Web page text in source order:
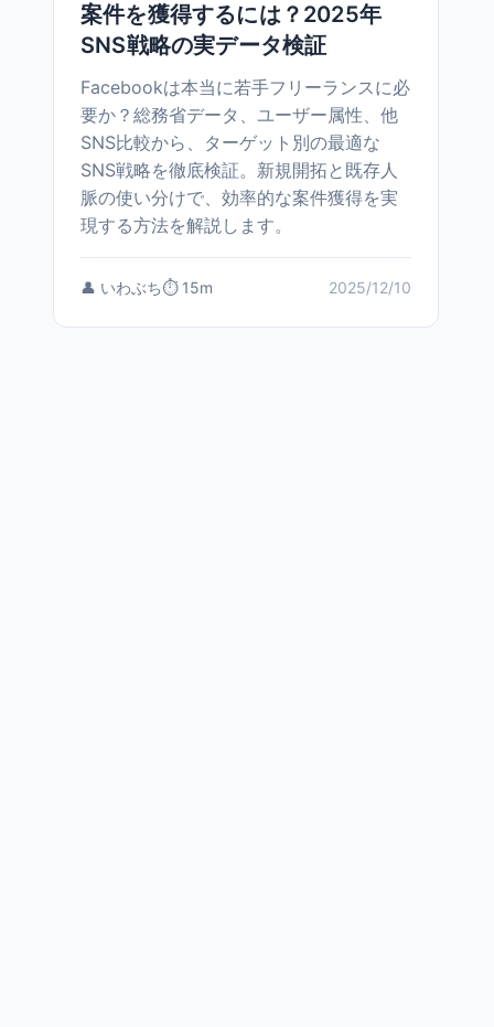
案件を獲得するには？2025年
SNS戦略の実データ検証
Facebookは本当に若手フリーランスに必
要か？総務省データ、ユーザー属性、他
SNS比較から、ターゲット別の最適な
SNS戦略を徹底検証。新規開拓と既存人
脈の使い分けで、効率的な案件獲得を実
現する方法を解説します。
👤 いわぶち⏱️ 15m 2025/12/10